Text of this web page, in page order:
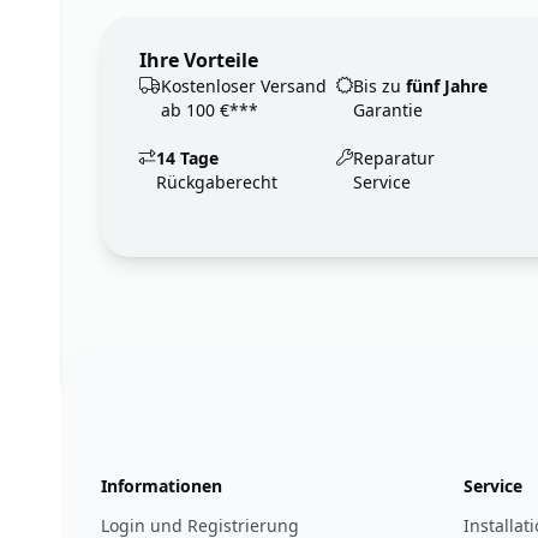
Ihre Vorteile
Kostenloser Versand
ab 100 €***
Bis zu fünf Jahre
Garantie
14 Tage
Rückgaberecht
Reparatur
Service
Informationen
Login und Registrierung
Service